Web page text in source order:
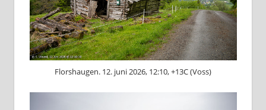
Florshaugen. 12. juni 2026, 12:10, +13C (Voss)